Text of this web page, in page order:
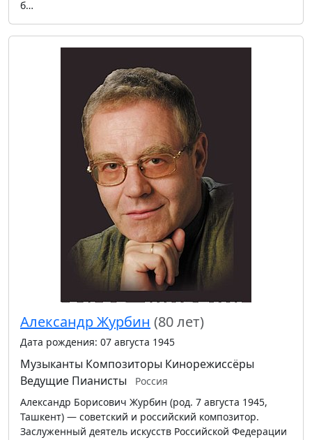
б…
Александр Журбин (80 лет)
Дата рождения: 07 августа 1945
Музыканты Композиторы Кинорежиссёры
Ведущие Пианисты
Россия
Александр Борисович Журбин (род. 7 августа 1945,
Ташкент) — советский и российский композитор.
Заслуженный деятель искусств Российской Федерации